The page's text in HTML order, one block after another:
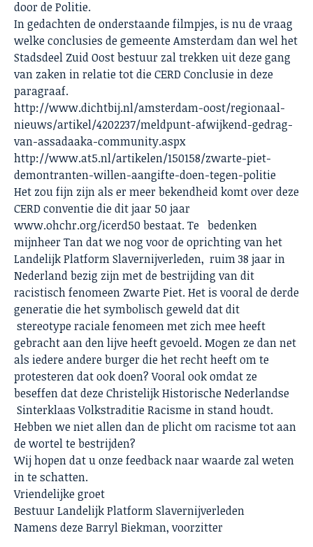
door de Politie.
In gedachten de onderstaande filmpjes, is nu de vraag
welke conclusies de gemeente Amsterdam dan wel het
Stadsdeel Zuid Oost bestuur zal trekken uit deze gang
van zaken in relatie tot die CERD Conclusie in deze
paragraaf.
http://www.dichtbij.nl/amsterdam-oost/regionaal-
nieuws/artikel/4202237/meldpunt-afwijkend-gedrag-
van-assadaaka-community.aspx
http://www.at5.nl/artikelen/150158/zwarte-piet-
demontranten-willen-aangifte-doen-tegen-politie
Het zou fijn zijn als er meer bekendheid komt over deze
CERD conventie die dit jaar 50 jaar
www.ohchr.org/icerd50 bestaat. Te bedenken
mijnheer Tan dat we nog voor de oprichting van het
Landelijk Platform Slavernijverleden, ruim 38 jaar in
Nederland bezig zijn met de bestrijding van dit
racistisch fenomeen Zwarte Piet. Het is vooral de derde
generatie die het symbolisch geweld dat dit
stereotype raciale fenomeen met zich mee heeft
gebracht aan den lijve heeft gevoeld. Mogen ze dan net
als iedere andere burger die het recht heeft om te
protesteren dat ook doen? Vooral ook omdat ze
beseffen dat deze Christelijk Historische Nederlandse
Sinterklaas Volkstraditie Racisme in stand houdt.
Hebben we niet allen dan de plicht om racisme tot aan
de wortel te bestrijden?
Wij hopen dat u onze feedback naar waarde zal weten
in te schatten.
Vriendelijke groet
Bestuur Landelijk Platform Slavernijverleden
Namens deze Barryl Biekman, voorzitter